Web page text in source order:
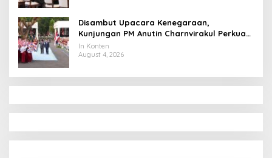
Disambut Upacara Kenegaraan,
Kunjungan PM Anutin Charnvirakul Perkuat
Hubungan Indonesia-Thailand
In Konten
August 4, 2026